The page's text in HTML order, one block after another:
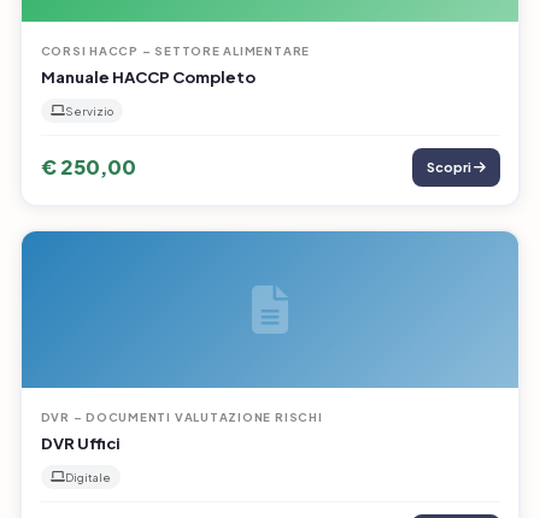
CORSI HACCP – SETTORE ALIMENTARE
Manuale HACCP Completo
Servizio
€ 250,00 Scopri
DVR – DOCUMENTI VALUTAZIONE RISCHI
DVR Uffici
Digitale